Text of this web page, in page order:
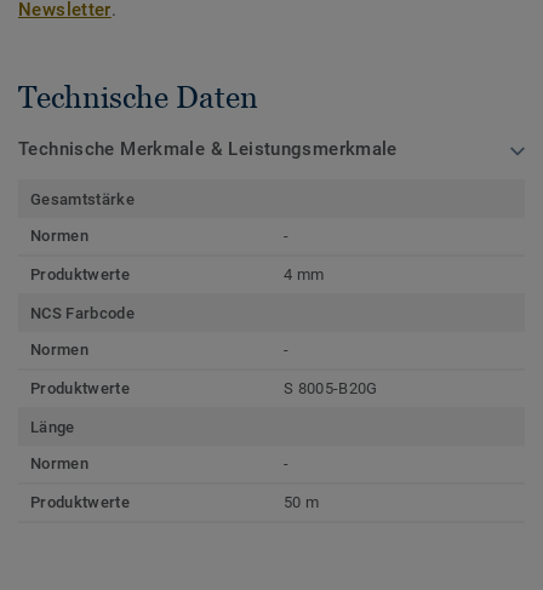
Newsletter.
Technische Daten
Technische Merkmale & Leistungsmerkmale
Gesamtstärke
Normen
-
Produktwerte 4 mm
NCS Farbcode
Normen
-
Produktwerte S 8005-B20G
Länge
Normen
-
Produktwerte 50 m